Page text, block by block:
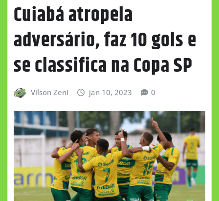
Cuiabá atropela
adversário, faz 10 gols e
se classifica na Copa SP
Vilson Zeni jan 10, 2023 0